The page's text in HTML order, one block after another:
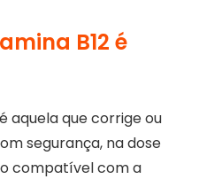
B12 é
aquela que corrige ou
segurança, na dose
compatível com a